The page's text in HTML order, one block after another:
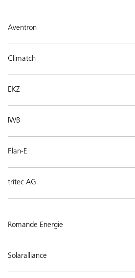
Aventron
Climatch
EKZ
IWB
Plan-E
tritec AG
Romande Energie
Solaralliance